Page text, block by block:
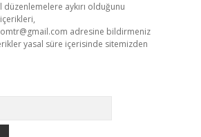
düzenlemelere aykırı olduğunu
adresine bildirmeniz
yasal süre içerisinde sitemizden